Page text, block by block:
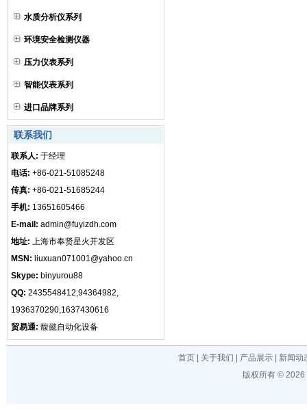
水质分析仪系列
环境安全检测仪器
压力仪表系列
智能仪表系列
进口品牌系列
联系我们
联系人: 于经理
电话: +86-021-51085248
传真: +86-021-51685244
手机: 13651605466
E-mail: admin@fuyizdh.com
地址: 上海市奉贤星火开发区
MSN: liuxuan071001@yahoo.cn
Skype: binyurou88
QQ: 2435548412,94364982,
1936370290,1637430616
贸易通: 馥懿自动化设备
首页 关于我们 产品展示
新闻动
版权所有 © 2026